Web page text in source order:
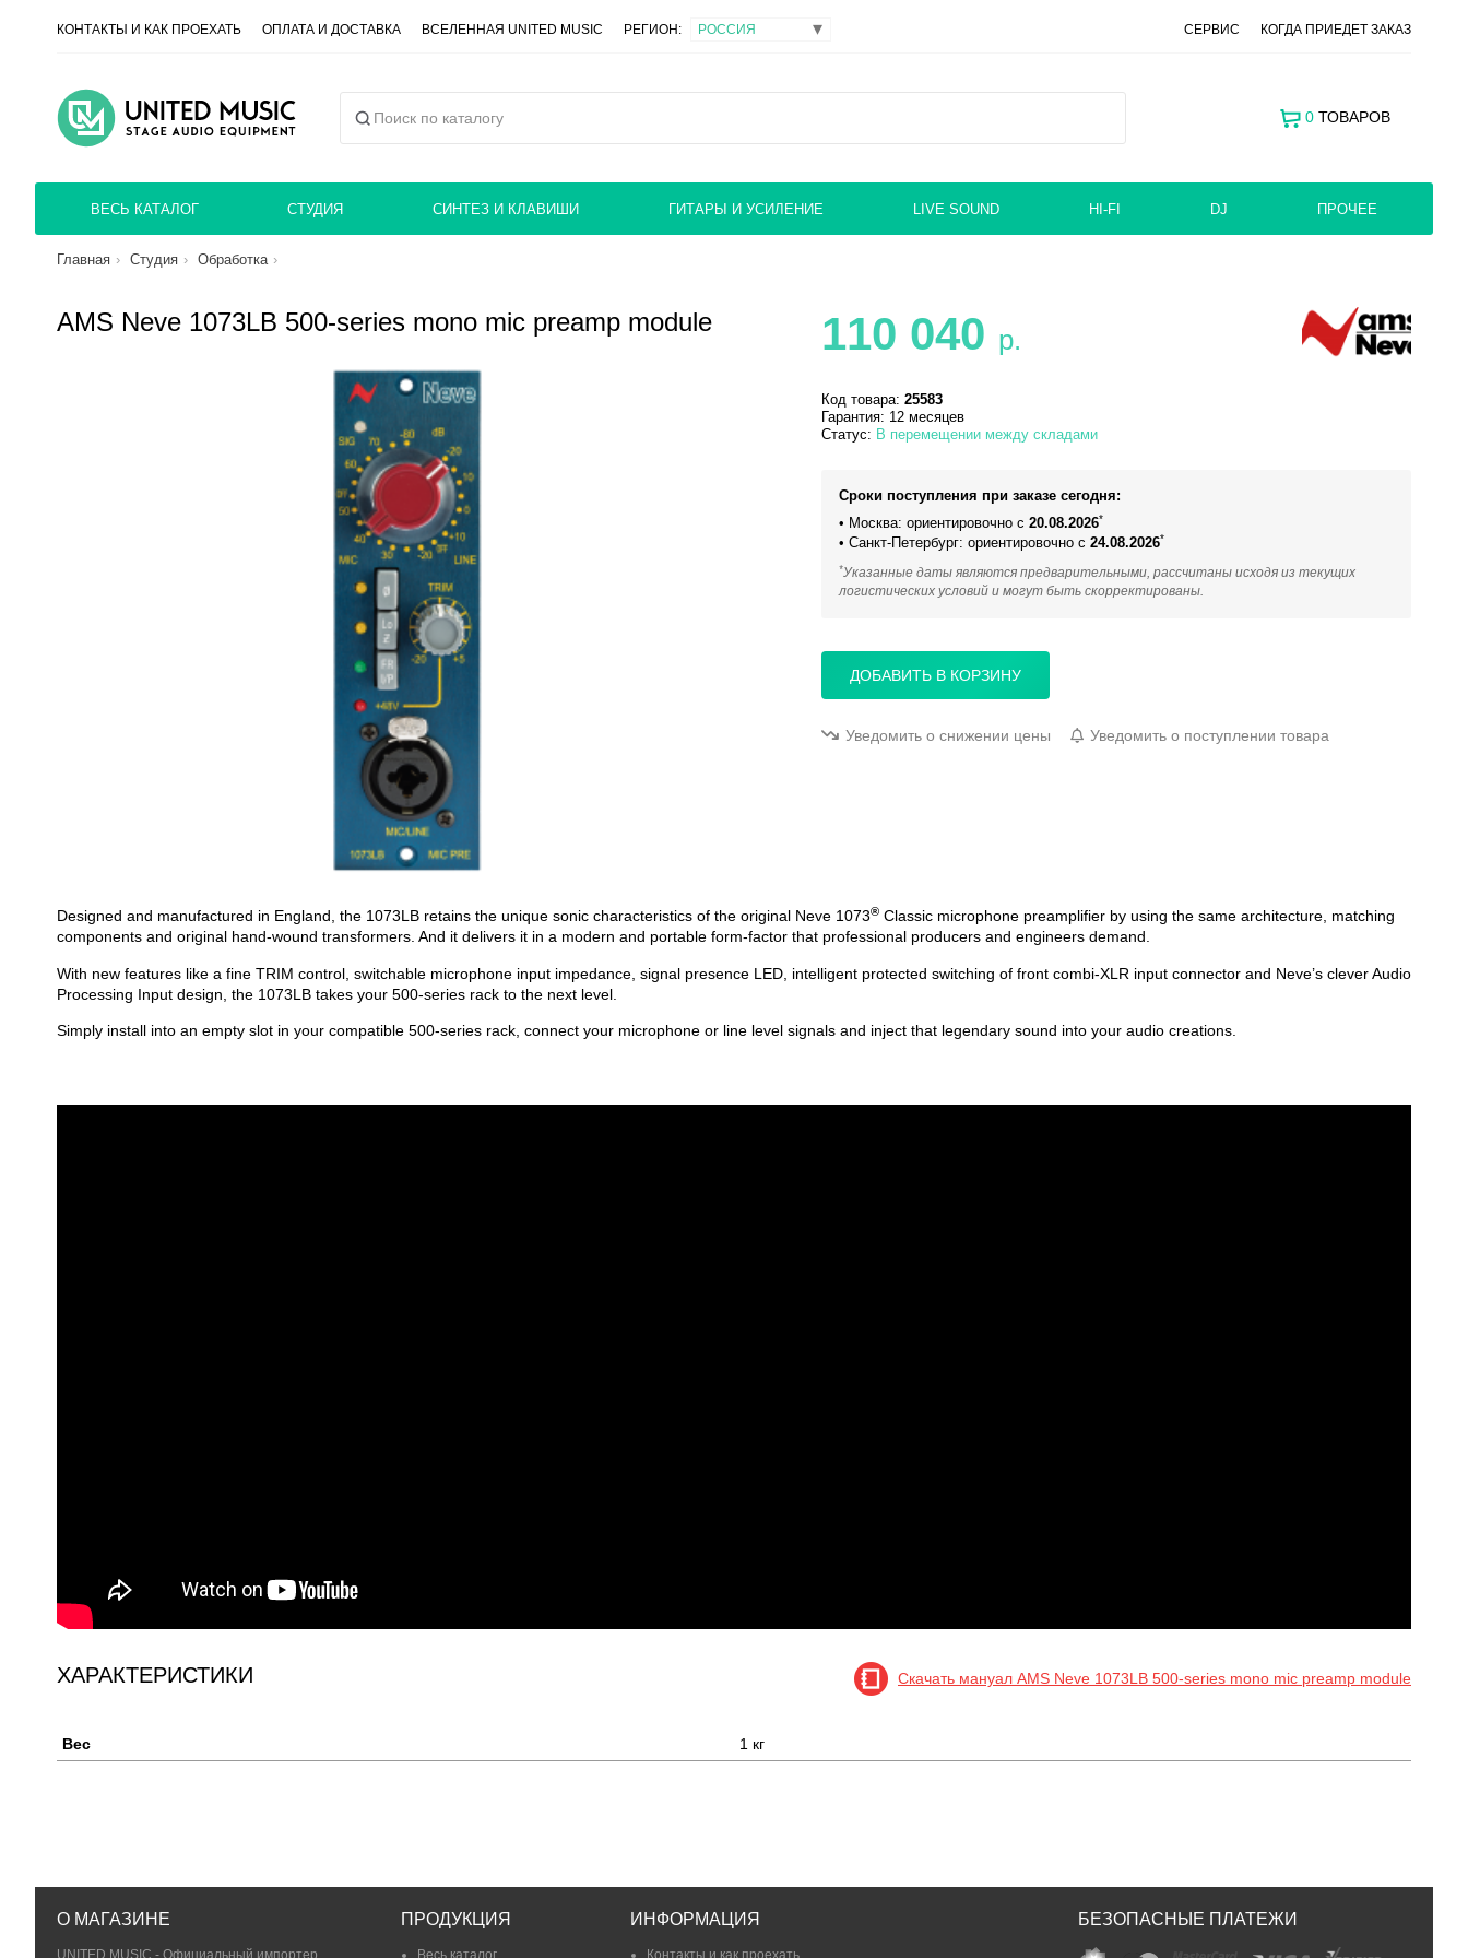
КОНТАКТЫ И КАК ПРОЕХАТЬ ОПЛАТА И ДОСТАВКА ВСЕЛЕННАЯ UNITED MUSIC РЕГИОН: СЕРВИС КОГДА ПРИЕДЕТ ЗАКАЗ
0 ТОВАРОВ
ВЕСЬ КАТАЛОГ СТУДИЯ СИНТЕЗ И КЛАВИШИ ГИТАРЫ И УСИЛЕНИЕ LIVE SOUND HI-FI DJ ПРОЧЕЕ
Главная Студия Обработка
AMS Neve 1073LB 500-series mono mic preamp module 110 040 р.
Код товара: 25583
Гарантия: 12 месяцев
Статус: В перемещении между складами
Сроки поступления при заказе сегодня:
• Москва: ориентировочно с 20.08.2026*
• Санкт-Петербург: ориентировочно с 24.08.2026*
*Указанные даты являются предварительными, рассчитаны исходя из текущих
логистических условий и могут быть скорректированы.
ДОБАВИТЬ В КОРЗИНУ
Уведомить о снижении цены Уведомить о поступлении товара
Designed and manufactured in England, the 1073LB retains the unique sonic characteristics of the original Neve 1073® Classic microphone preamplifier by using the same architecture, matching
components and original hand-wound transformers. And it delivers it in a modern and portable form-factor that professional producers and engineers demand.
With new features like a fine TRIM control, switchable microphone input impedance, signal presence LED, intelligent protected switching of front combi-XLR input connector and Neve’s clever Audio
Processing Input design, the 1073LB takes your 500-series rack to the next level.
Simply install into an empty slot in your compatible 500-series rack, connect your microphone or line level signals and inject that legendary sound into your audio creations.
ХАРАКТЕРИСТИКИ Скачать мануал AMS Neve 1073LB 500-series mono mic preamp module
Вес 1 кг
О МАГАЗИНЕ
UNITED MUSIC - Официальный импортер
ПРОДУКЦИЯ
Весь каталог
ИНФОРМАЦИЯ
Контакты и как проехать
БЕЗОПАСНЫЕ ПЛАТЕЖИ